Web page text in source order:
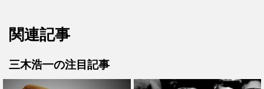
関連記事
三木浩一の注目記事